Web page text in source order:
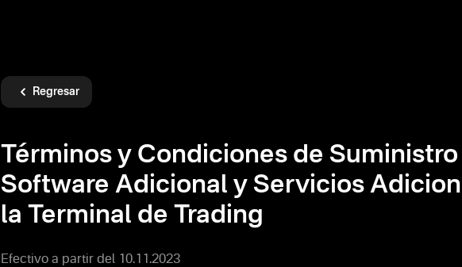
Regresar
Términos y Condiciones de Suministro
Software Adicional y Servicios
la Terminal de Trading
Efectivo a partir del 10.11.2023